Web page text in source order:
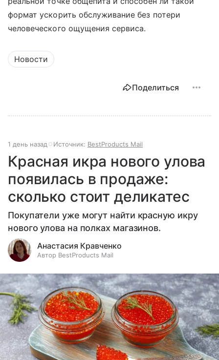
формат ускорить обслуживание без потери
человеческого ощущения сервиса.
Новости
Поделиться
1 день назад Источник: BestProducts Mail
Красная икра нового улова
появилась в продаже:
сколько стоит деликатес
Покупатели уже могут найти красную икру
нового улова на полках магазинов.
Анастасия Кравченко
Автор BestProducts Mail